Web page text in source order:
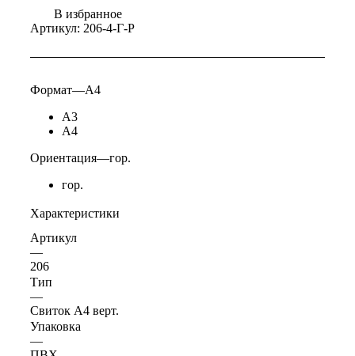
В избранное
Артикул: 206-4-Г-Р
Формат—А4
А3
А4
Ориентация—гор.
гор.
Характеристики
Артикул
—
206
Тип
—
Свиток А4 верт.
Упаковка
—